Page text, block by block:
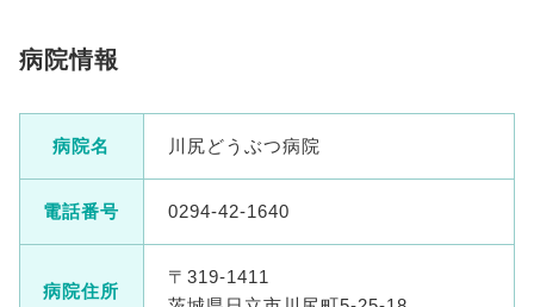
病院情報
病院名 川尻どうぶつ病院
電話番号 0294-42-1640
病院住所
〒319-1411